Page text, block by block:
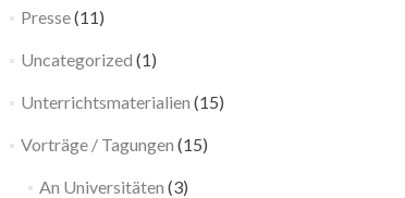
Presse(11)
Uncategorized (1)
Unterrichtsmaterialien (15)
Vorträge / Tagungen (15)
An Universitäten (3)